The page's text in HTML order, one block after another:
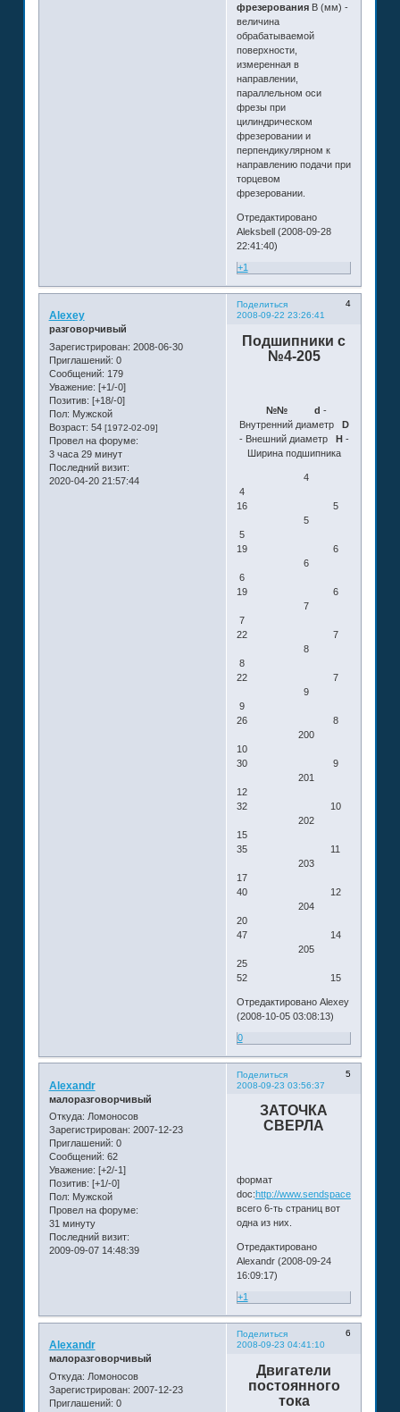
фрезерования B (мм) -
величина
обрабатываемой
поверхности,
измеренная в
направлении,
параллельном оси
фрезы при
цилиндрическом
фрезеровании и
перпендикулярном к
направлению подачи при
торцевом
фрезеровании.
Отредактировано
Aleksbell (2008-09-28
22:41:40)
+1
Поделиться
4
2008-09-22 23:26:41
Alexey
разговорчивый
Зарегистрирован: 2008-06-30
Приглашений: 0
Сообщений: 179
Уважение: [+1/-0]
Позитив: [+18/-0]
Пол: Мужской
Возраст: 54 [1972-02-09]
Провел на форуме:
3 часа 29 минут
Последний визит:
2020-04-20 21:57:44
Подшипники с
№4-205
№№ d -
Внутренний диаметр D
- Внешний диаметр H-
Ширина подшипника
4
4
16 5
5
5
19 6
6
6
19 6
7
7
22 7
8
8
22 7
9
9
26 8
200
10
30 9
201
12
32 10
202
15
35 11
203
17
40 12
204
20
47 14
205
25
52 15
Отредактировано Alexey
(2008-10-05 03:08:13)
0
Поделиться
5
2008-09-23 03:56:37
Alexandr
малоразговорчивый
Откуда: Ломоносов
Зарегистрирован: 2007-12-23
Приглашений: 0
Сообщений: 62
Уважение: [+2/-1]
Позитив: [+1/-0]
Пол: Мужской
Провел на форуме:
31 минуту
Последний визит:
2009-09-07 14:48:39
ЗАТОЧКА
СВЕРЛА
формат
doc:http://www.sendspace.com/file/
всего 6-ть страниц вот
одна из них.
Отредактировано
Alexandr (2008-09-24
16:09:17)
+1
Поделиться
6
2008-09-23 04:41:10
Alexandr
малоразговорчивый
Откуда: Ломоносов
Зарегистрирован: 2007-12-23
Приглашений: 0
Двигатели
постоянного
тока